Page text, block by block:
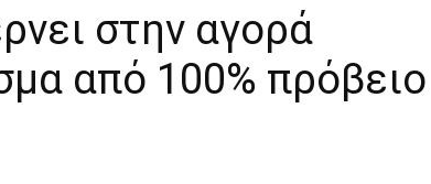
στην αγορά
από 100% πρόβειο